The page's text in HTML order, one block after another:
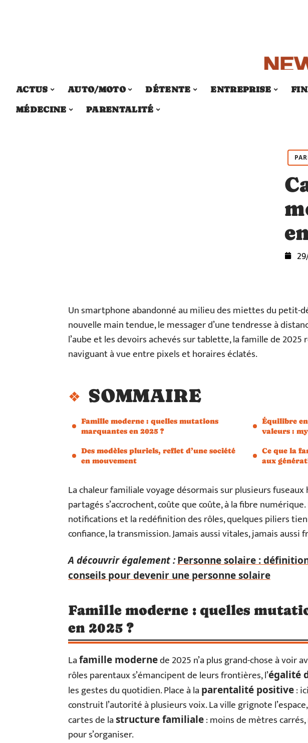
ACTUS AUTO/MOTO DÉTENTE ENTREPRISE
MÉDECINE
PARENTALITÉ
Un smartphone abandonné au milieu des miettes du petit-
nouvelle main tendue, le messager d’une tendresse à
l’aube et les devoirs achevés sur tablette, la famille de
naviguant à vue entre pixels et horaires éclatés.
SOMMAIRE
Famille moderne : quelles mutations
marquantes en 2025 ?
Des modèles pluriels, reflet d’une société
en mouvement
Équilibre
valeurs :
Ce que la
aux
La chaleur familiale voyage désormais sur plusieurs
partagés s’accrochent, coûte que coûte, à la fibre
notifications et la redéfinition des rôles, quelques piliers
confiance, la transmission. Jamais aussi vitales, jamais aussi
A découvrir également :Personne solaire :
conseils pour devenir une personne solaire
Famille moderne : quelles
en 2025 ?
Lafamille modernede 2025 n’a plus grand-chose à voir
rôles parentaux s’émancipent de leurs frontières, l’égalité
les gestes du quotidien. Place à laparentalité positive:
construit l’autorité à plusieurs voix. La ville grignote
cartes de lastructure familiale: moins de mètres
pour s’organiser.